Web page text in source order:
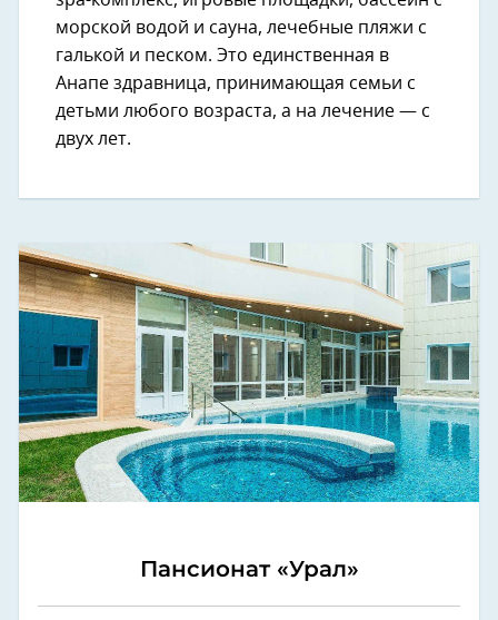
морской водой и сауна, лечебные пляжи с
галькой и песком. Это единственная в
Анапе здравница, принимающая семьи с
детьми любого возраста, а на лечение — с
двух лет.
Пансионат «Урал»